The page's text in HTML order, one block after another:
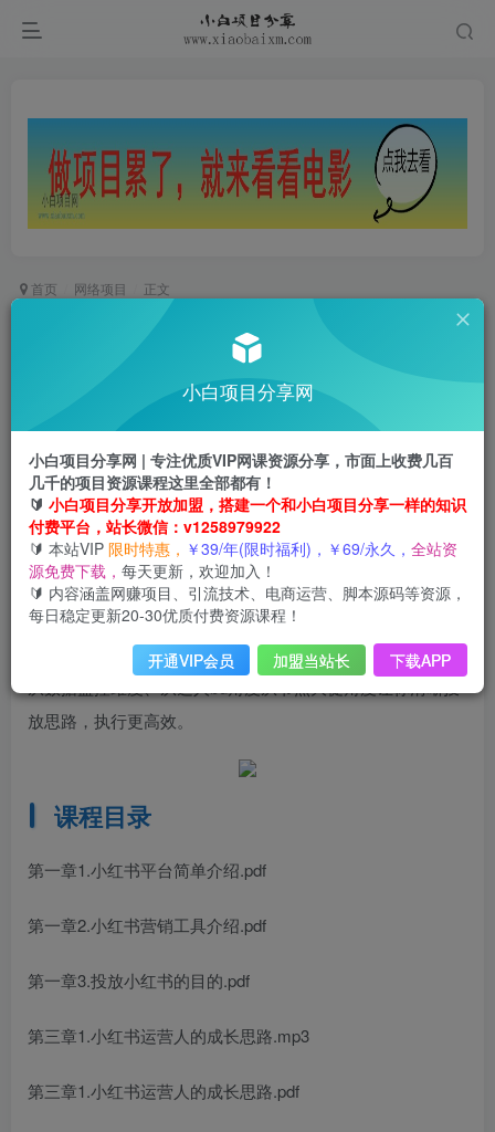
首页 网络项目 正文
品牌医生·小红书全链营销干货，5个起盘案例，7
个内容方向，n条避坑指南￼
2年前更新
关注
0 590 23
项目介绍
课程来自品牌医生·的小红书全链营销干货，价值299元。小
红书最全干货｜9位资深嘉宾，5个起盘案例，7个内容方
向，n条避坑指南。主要包含：小红书完整营销策略规划、小
红书效果广告、从选品和爆文的角度、从爆文的底层逻辑、
从数据监控维度、从达人bd角度从节点大促角度让你清晰投
放思路，执行更高效。
课程目录
第一章1.小红书平台简单介绍.pdf
第一章2.小红书营销工具介绍.pdf
第一章3.投放小红书的目的.pdf
第三章1.小红书运营人的成长思路.mp3
第三章1.小红书运营人的成长思路.pdf
小白项目分享网
小白项目分享网 | 专注优质VIP网课资源分享，市面上收费几百
几千的项目资源课程这里全部都有！
🔰 小白项目分享开放加盟，搭建一个和小白项目分享一样的知识
付费平台，站长微信：v1258979922
🔰 本站VIP 限时特惠， ￥39/年(限时福利)，￥69/永久， 全站资
源免费下载， 每天更新，欢迎加入！
🔰 内容涵盖网赚项目、引流技术、电商运营、脚本源码等资源，
每日稳定更新20-30优质付费资源课程！
开通VIP会员 加盟当站长 下载APP